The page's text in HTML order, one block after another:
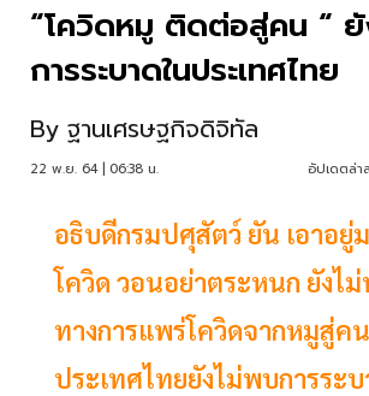
“โควิดหมู ติดต่อสู่คน “
การระบาดในประเทศไทย
By ฐานเศรษฐกิจดิจิทัล
22 พ.ย. 64 | 06:38 น. อัปเดตล่า
อธิบดีกรมปศุสัตว์ ยัน เอาอยู่
โควิด วอนอย่าตระหนก ยังไ
ทางการแพร่โควิดจากหมูสู่ค
ประเทศไทยยังไม่พบการระบ